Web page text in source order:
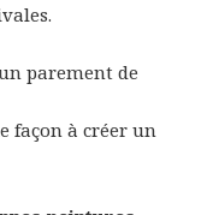
parement de
façon à créer un